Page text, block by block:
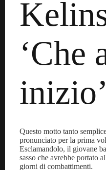
‘Che
Questo motto tanto
pronunciato per la prima
Esclamandolo, il giovane
sasso che avrebbe portato
giorni di combattimenti.